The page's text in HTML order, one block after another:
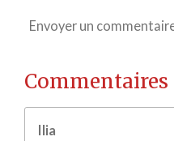
Envoyer un
Commentaires
Ilia